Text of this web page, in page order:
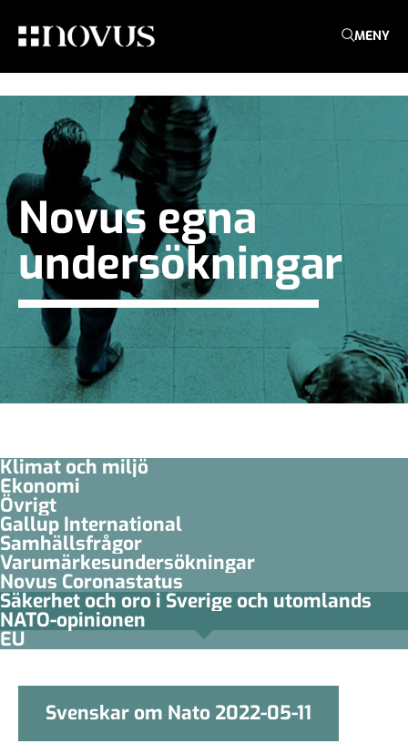
MENY
Novus egna
undersökningar
Klimat och miljö
Ekonomi
Övrigt
Gallup International
Samhällsfrågor
Varumärkesundersökningar
Novus Coronastatus
Säkerhet och oro i Sverige och utomlands
NATO-opinionen
EU
Svenskar om Nato 2022-05-11